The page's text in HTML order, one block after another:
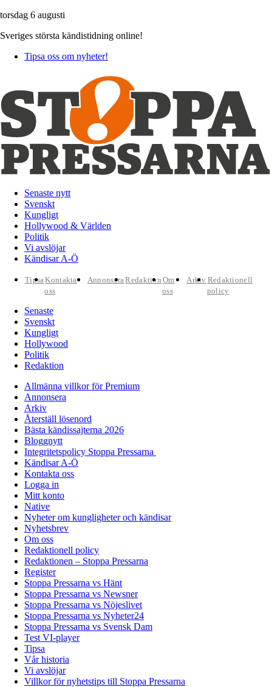
torsdag 6 augusti
Sveriges största kändistidning online!
Tipsa oss om nyheter!
Senaste nytt
Svenskt
Kungligt
Hollywood & Världen
Politik
Vi avslöjar
Kändisar A-Ö
TipsaKontakta
oss
AnnonseraRedaktion Om
oss
Arkiv Redaktionell
policy
Senaste
Svenskt
Kungligt
Hollywood
Politik
Redaktion
Allmänna villkor för Premium
Annonsera
Arkiv
Återställ lösenord
Bästa kändissajterna 2026
Bloggnytt
Integritetspolicy Stoppa Pressarna
Kändisar A-Ö
Kontakta oss
Logga in
Mitt konto
Native
Nyheter om kungligheter och kändisar
Nyhetsbrev
Om oss
Redaktionell policy
Redaktionen – Stoppa Pressarna
Register
Stoppa Pressarna vs Hänt
Stoppa Pressarna vs Newsner
Stoppa Pressarna vs Nöjeslivet
Stoppa Pressarna vs Nyheter24
Stoppa Pressarna vs Svensk Dam
Test VI-player
Tipsa
Vår historia
Vi avslöjar
Villkor för nyhetstips till Stoppa Pressarna